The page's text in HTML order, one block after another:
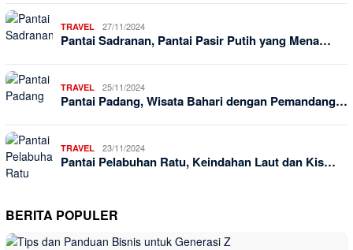
TRAVEL 27/11/2024
Pantai Sadranan, Pantai Pasir Putih yang Mena…
TRAVEL 25/11/2024
Pantai Padang, Wisata Bahari dengan Pemandang…
TRAVEL 23/11/2024
Pantai Pelabuhan Ratu, Keindahan Laut dan Kis…
BERITA POPULER